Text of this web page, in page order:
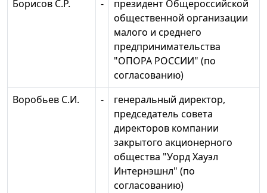
Борисов С.Р. -
президент Общероссийской
общественной организации
малого и среднего
предпринимательства
"ОПОРА РОССИИ" (по
согласованию)
Воробьев С.И.
-
генеральный директор,
председатель совета
директоров компании
закрытого акционерного
общества "Уорд Хауэл
Интернэшнл" (по
согласованию)